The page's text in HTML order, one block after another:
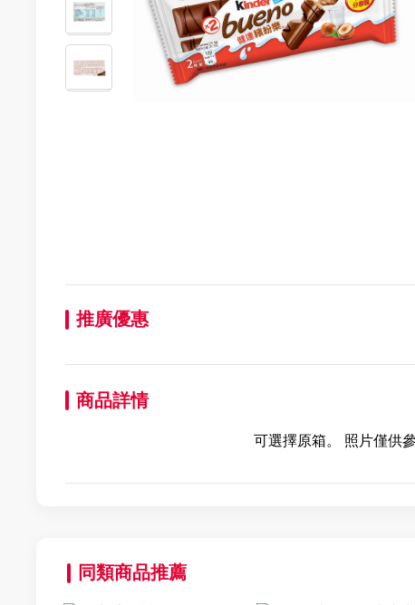
推廣優惠
商品詳情
可選擇原箱。 照片僅供參
同類商品推薦